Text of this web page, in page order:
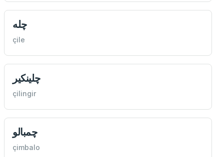
چله
çile
چلينكير
çilingir
چمبالو
çimbalo